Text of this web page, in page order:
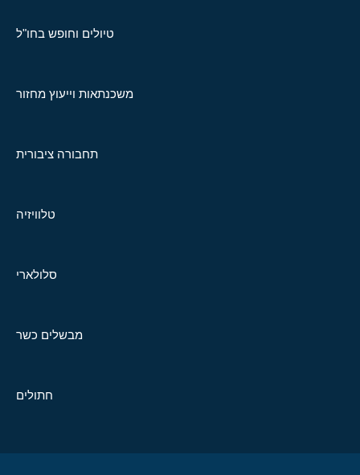
טיולים וחופש בחו"ל
משכנתאות וייעוץ מחזור
תחבורה ציבורית
טלוויזיה
סלולארי
מבשלים כשר
חתולים